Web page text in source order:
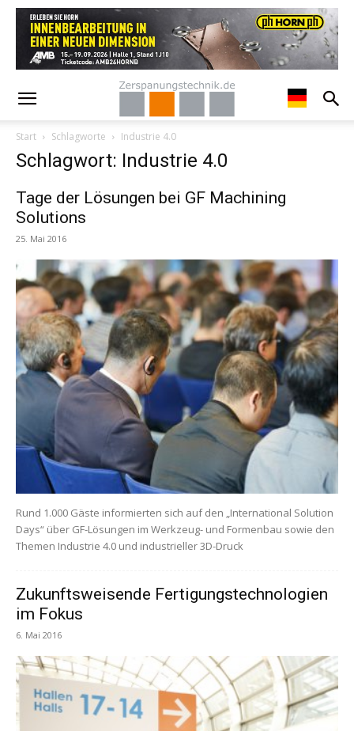
Start Schlagworte Industrie 4.0
Schlagwort: Industrie 4.0
Tage der Lösungen bei GF Machining
Solutions
25. Mai 2016
Rund 1.000 Gäste informierten sich auf den „International Solution
Days“ über GF-Lösungen im Werkzeug- und Formenbau sowie den
Themen Industrie 4.0 und industrieller 3D-Druck
Zukunftsweisende Fertigungstechnologien
im Fokus
6. Mai 2016